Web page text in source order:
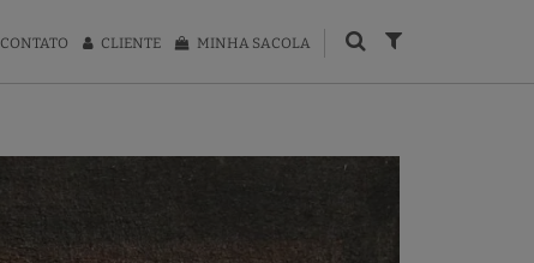
CONTATO CLIENTE MINHA SACOLA